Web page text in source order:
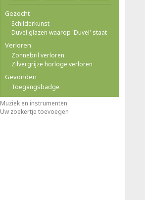
Gezocht
Schilderkunst
Duvel glazen waarop 'Duvel' staat
Verloren
Zonnebril verloren
Zilvergrijze horloge verloren
Gevonden
Toegangsbadge
Muziek en instrumenten
Uw zoekertje toevoegen